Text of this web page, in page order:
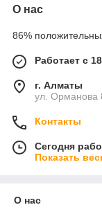
О нас
86%
Работает с
г. Алматы
ул. Орманова
Контакты
Сегодня
Показать
О нас